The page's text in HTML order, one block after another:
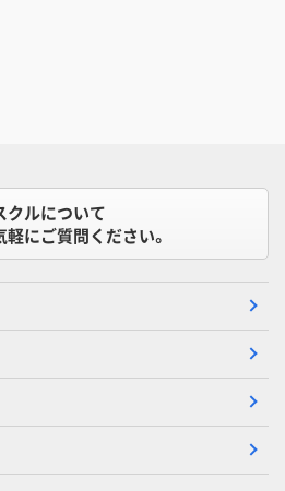
クルについて
軽にご質問ください。